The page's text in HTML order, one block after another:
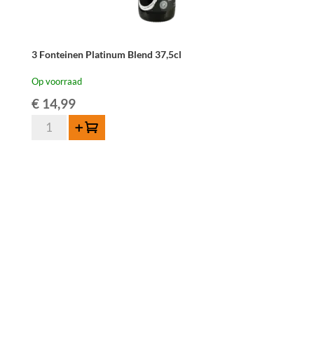
3 Fonteinen Platinum Blend 37,5cl
Op voorraad
€14,99
Fonteinen
Toevoegen